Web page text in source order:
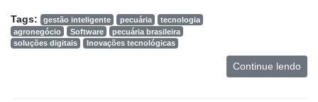
Tags: gestão inteligente pecuária
tecnologia
agronegócio
Software
pecuária brasileira
soluções digitais
Inovações tecnológicas
Continue lendo